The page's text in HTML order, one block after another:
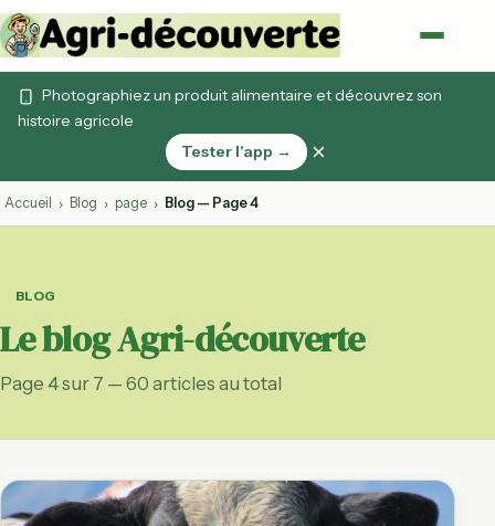
Photographiez un produit alimentaire et découvrez son
histoire agricole
Tester l'app →
×
Accueil › Blog › page › Blog — Page 4
BLOG
Le blog Agri-découverte
Page 4 sur 7 — 60 articles au total